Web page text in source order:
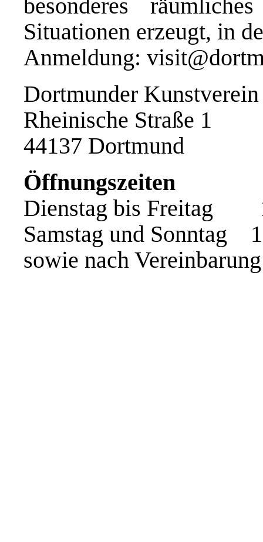
besonderes
Situationen erzeugt, in
Anmeldung:
Dortmunder Kunstverein
Rheinische Straße 1
44137 Dortmund
Öffnungszeiten
Dienstag bis Freitag
Samstag und Sonntag
sowie nach Vereinbarung